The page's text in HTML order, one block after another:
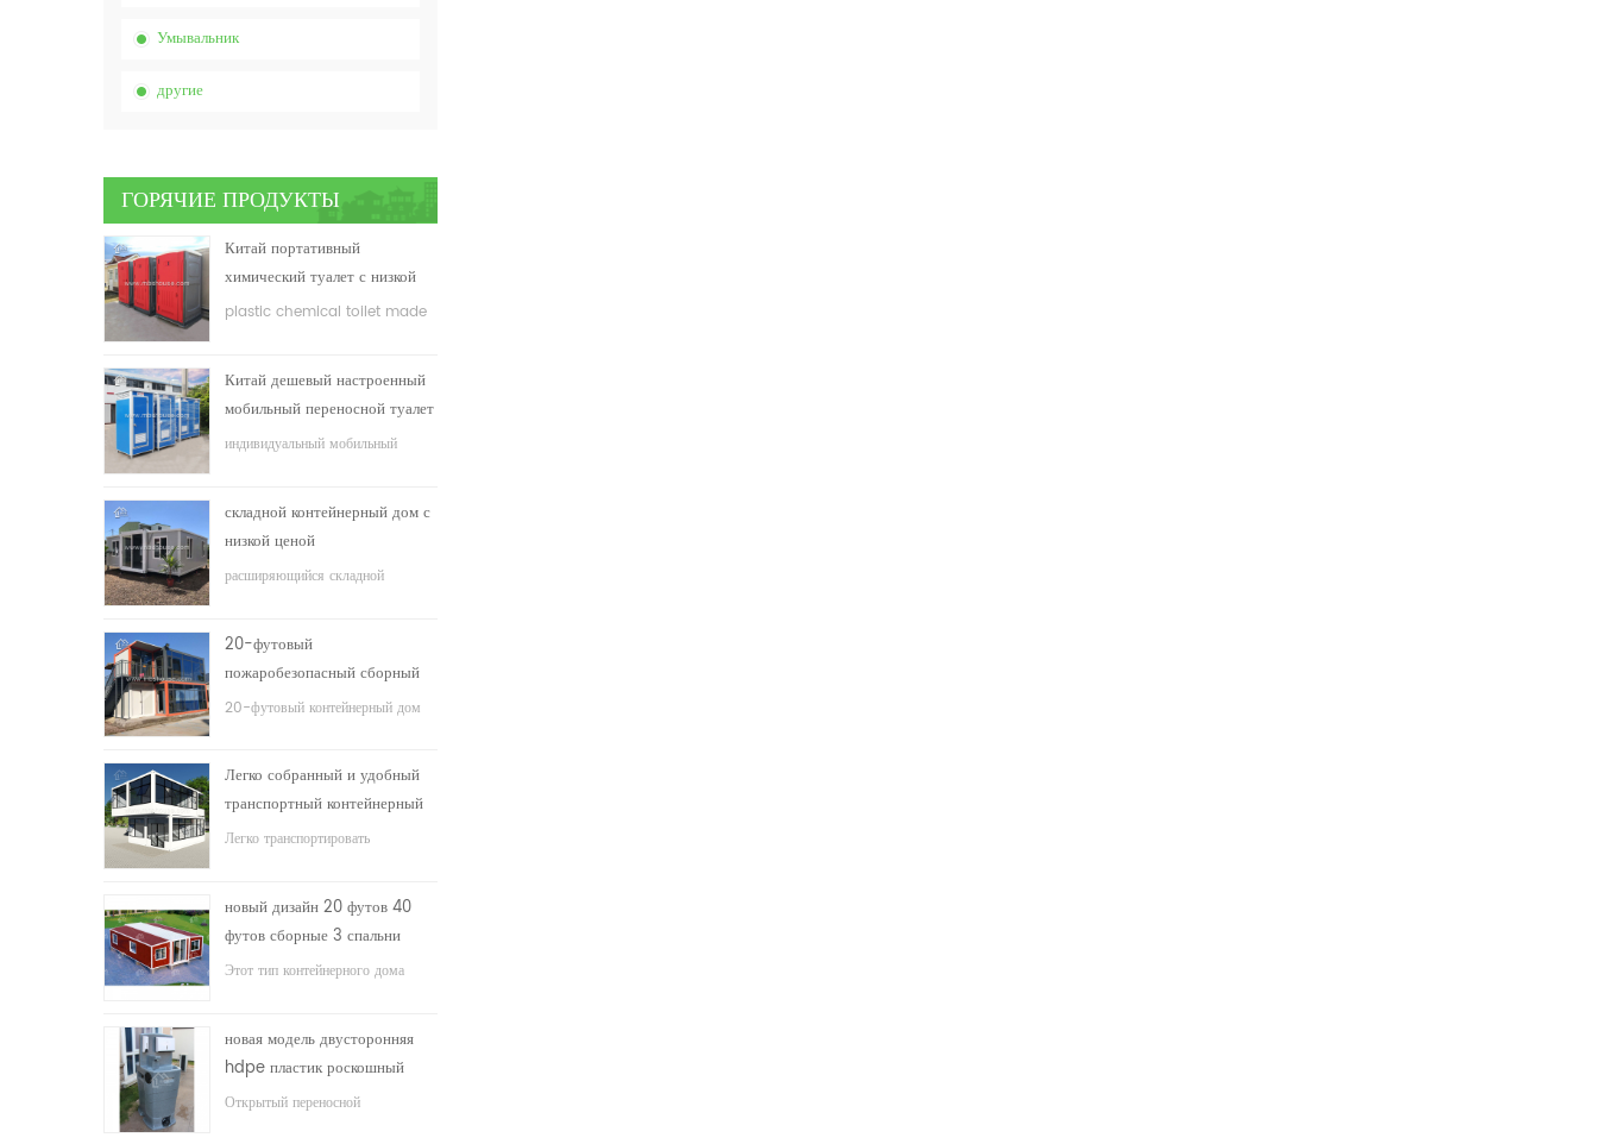
Умывальник
другие
ГОРЯЧИЕ ПРОДУКТЫ
Китай портативный
химический туалет с низкой
ценой
plastic chemical toilet made
Китай дешевый настроенный
мобильный переносной туалет
для строительной площадки
индивидуальный мобильный
складной контейнерный дом с
низкой ценой
расширяющийся складной
20-футовый
пожаробезопасный сборный
дом жилой контейнерный дом
20-футовый контейнерный дом
Легко собранный и удобный
транспортный контейнерный
дом
Легко транспортировать
новый дизайн 20 футов 40
футов сборные 3 спальни
крошечный расширяемый
Этот тип контейнерного дома
ванную комнату и электрическую
систему.
новая модель двусторонняя
hdpe пластик роскошный
общественный умывальник
Открытый переносной